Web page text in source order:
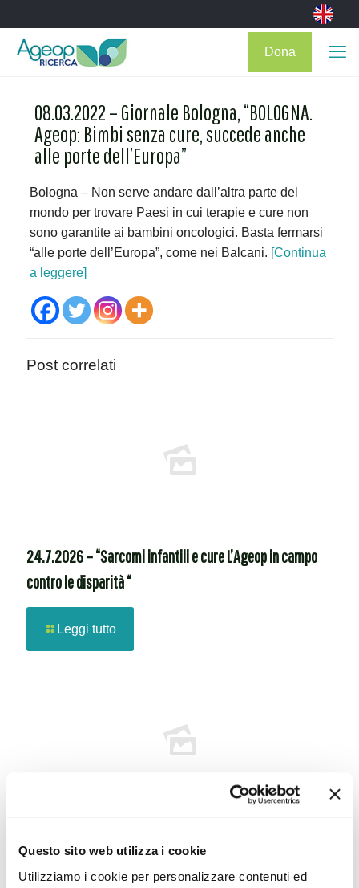
Questo sito web utilizza i cookie
Utilizziamo i cookie per personalizzare contenuti ed
Dona
08.03.2022 – Giornale Bologna, “BOLOGNA.
Ageop: Bimbi senza cure, succede anche
alle porte dell’Europa”
Bologna – Non serve andare dall’altra parte del
mondo per trovare Paesi in cui terapie e cure non
sono garantite ai bambini oncologici. Basta fermarsi
“alle porte dell’Europa”, come nei Balcani. [Continua
a leggere]
Post correlati
24.7.2026 – “Sarcomi infantili e cure L’Ageop in campo
contro le disparità “
Leggi tutto
che assieme ad Ageop ha portato ai più piccoli il teatro in